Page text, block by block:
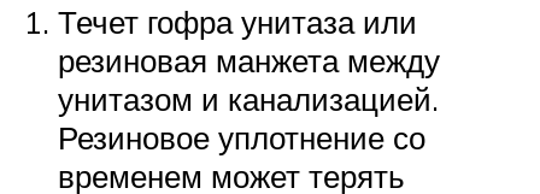
Течет гофра унитаза или
резиновая манжета между
унитазом и канализацией.
Резиновое уплотнение со
временем может терять